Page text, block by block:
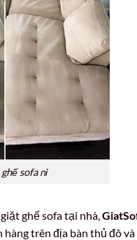
sofa nỉ
ghế sofa tại nhà,
trên địa bàn thủ đô